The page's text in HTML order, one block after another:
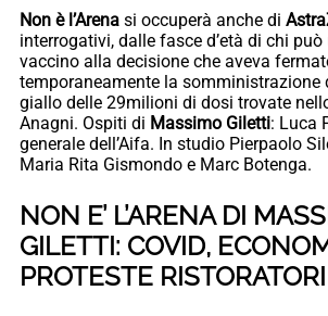
Non è l’Arena si occuperà anche di
interrogativi, dalle fasce d’età di chi
vaccino alla decisione che aveva
temporaneamente la somministrazione
giallo delle 29milioni di dosi trovate
Anagni. Ospiti di Massimo Giletti: Luca
generale dell’Aifa. In studio Pierpaolo
Maria Rita Gismondo e Marc Botenga.
NON E’ L’ARENA DI
GILETTI: COVID,
PROTESTE RISTORATORI